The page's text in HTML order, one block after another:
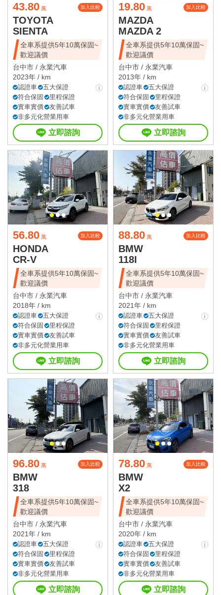
43.80 萬 加入比較
TOYOTA
SIENTA
全車系提供5年10萬保固~
歡迎議價
台中市 / 永業汽車
2023年 / km
認證車
五大保證
符合保固
里程保證
實車實價
友善試車
非多元化營業用車
立即諮詢
19.80 萬 加入比較
MAZDA
MAZDA 2
全車系提供5年10萬保固~
歡迎議價
台中市 / 永業汽車
2013年 / km
認證車
五大保證
符合保固
里程保證
實車實價
友善試車
非多元化營業用車
立即諮詢
56.80 萬 加入比較
HONDA
CR-V
全車系提供5年10萬保固~
歡迎議價
台中市 / 永業汽車
2018年 / km
認證車
五大保證
符合保固
里程保證
實車實價
友善試車
非多元化營業用車
立即諮詢
88.80 萬 加入比較
BMW
118I
全車系提供5年10萬保固~
歡迎議價
台中市 / 永業汽車
2021年 / km
認證車
五大保證
符合保固
里程保證
實車實價
友善試車
非多元化營業用車
立即諮詢
96.80 萬 加入比較
BMW
318
全車系提供5年10萬保固~
歡迎議價
台中市 / 永業汽車
2021年 / km
認證車
五大保證
符合保固
里程保證
實車實價
友善試車
非多元化營業用車
立即諮詢
78.80 萬 加入比較
BMW
X2
全車系提供5年10萬保固~
歡迎議價
台中市 / 永業汽車
2020年 / km
認證車
五大保證
符合保固
里程保證
實車實價
友善試車
非多元化營業用車
立即諮詢